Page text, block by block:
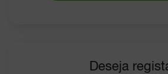
Deseja